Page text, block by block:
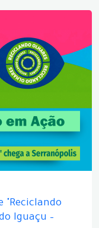
"Reciclando
Iguaçu –